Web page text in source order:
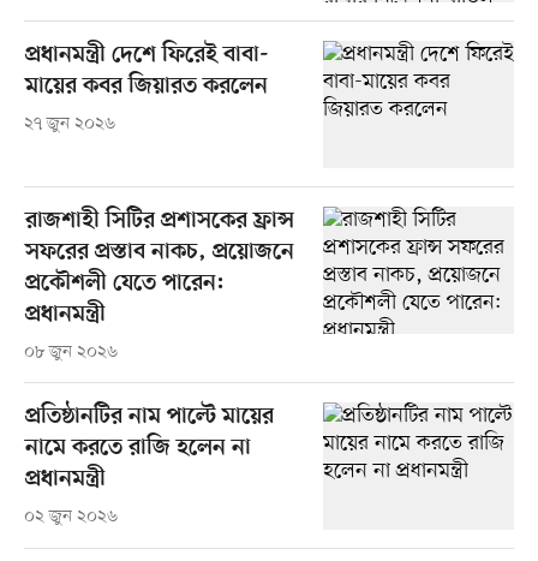
প্রধানমন্ত্রী দেশে ফিরেই বাবা-
মায়ের কবর জিয়ারত করলেন
২৭ জুন ২০২৬
রাজশাহী সিটির প্রশাসকের ফ্রান্স
সফরের প্রস্তাব নাকচ, প্রয়োজনে
প্রকৌশলী যেতে পারেন:
প্রধানমন্ত্রী
০৮ জুন ২০২৬
প্রতিষ্ঠানটির নাম পাল্টে মায়ের
নামে করতে রাজি হলেন না
প্রধানমন্ত্রী
০২ জুন ২০২৬